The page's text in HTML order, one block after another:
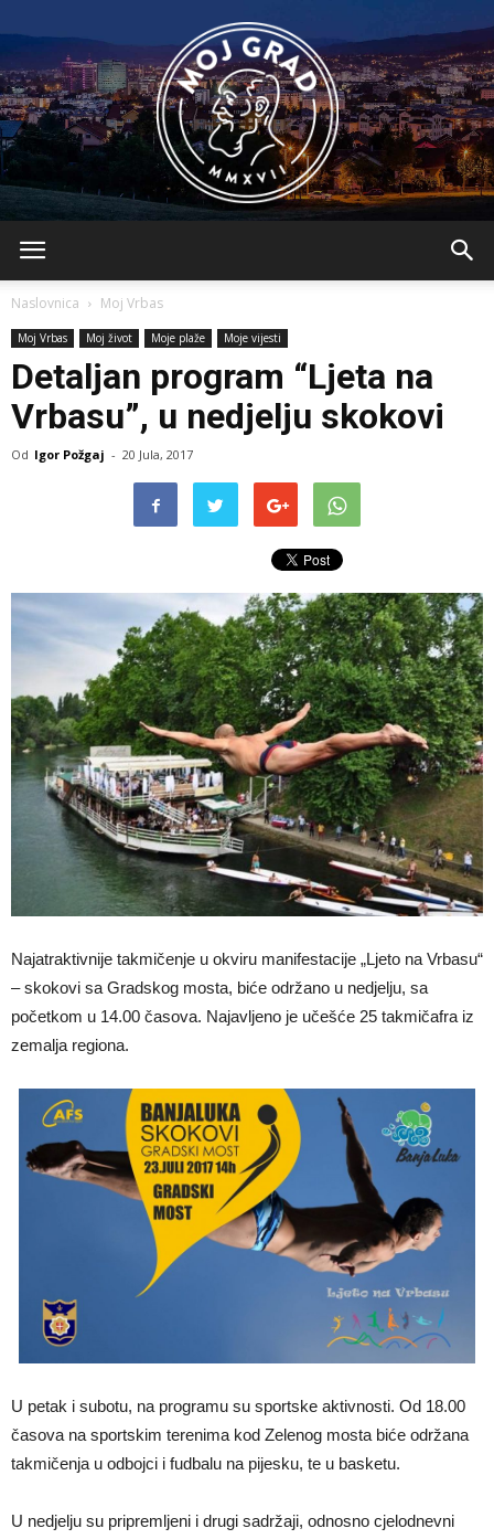
Naslovnica Moj Vrbas
Moj Vrbas Moj život Moje plaže Moje vijesti
Detaljan program “Ljeta na
Vrbasu”, u nedjelju skokovi
Od Igor Požgaj - 20 Jula, 2017
Najatraktivnije takmičenje u okviru manifestacije „Ljeto na Vrbasu“
– skokovi sa Gradskog mosta, biće održano u nedjelju, sa
početkom u 14.00 časova. Najavljeno je učešće 25 takmičafra iz
zemalja regiona.
U petak i subotu, na programu su sportske aktivnosti. Od 18.00
časova na sportskim terenima kod Zelenog mosta biće održana
takmičenja u odbojci i fudbalu na pijesku, te u basketu.
U nedjelju su pripremljeni i drugi sadržaji, odnosno cjelodnevni